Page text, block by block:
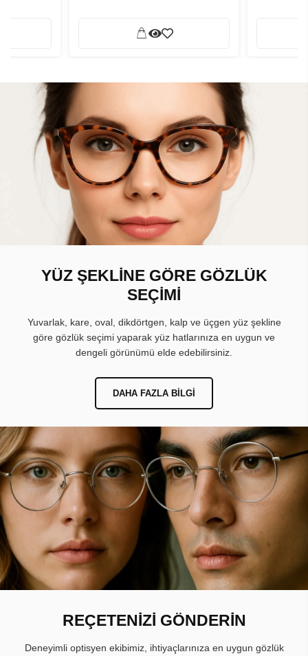
YÜZ ŞEKLİNE GÖRE GÖZLÜK
SEÇİMİ
Yuvarlak, kare, oval, dikdörtgen, kalp ve üçgen yüz şekline
göre gözlük seçimi yaparak yüz hatlarınıza en uygun ve
dengeli görünümü elde edebilirsiniz.
DAHA FAZLA BILGI
REÇETENİZİ GÖNDERİN
Deneyimli optisyen ekibimiz, ihtiyaçlarınıza en uygun gözlük